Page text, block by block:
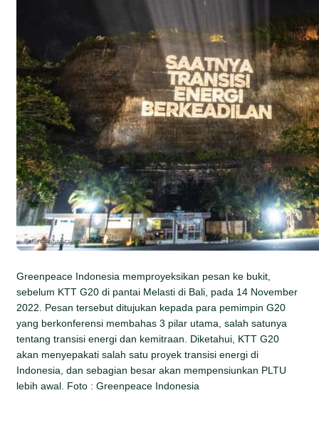
Greenpeace Indonesia memproyeksikan pesan ke bukit,
sebelum KTT G20 di pantai Melasti di Bali, pada 14 November
2022. Pesan tersebut ditujukan kepada para pemimpin G20
yang berkonferensi membahas 3 pilar utama, salah satunya
tentang transisi energi dan kemitraan. Diketahui, KTT G20
akan menyepakati salah satu proyek transisi energi di
Indonesia, dan sebagian besar akan mempensiunkan PLTU
lebih awal. Foto : Greenpeace Indonesia